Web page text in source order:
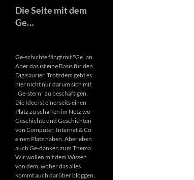
Die Seite mit dem
Ge…
Ge-schichte fängt mit "Ge" an.
Aber das ist eine Basis für den
Digisaurier. Trotzdem geht es
hier nicht nur darum sich mit
"Ge-stern" zu beschäftigen.
Die Idee ist einerseits einen
Platz zu schaffen im Netz wo
Geschichte und Geschichten
von Computer, Internet & Co
einen Platz haben. Aber eben
auch Ge-danken zum Thema.
Wir wollen mit dem Wissen
von dem, woher das alles
kommt auch darüber bloggen,